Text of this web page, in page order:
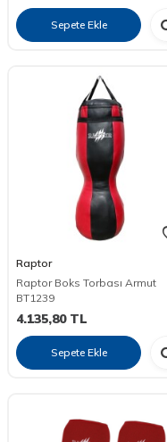
Sepete Ekle
Raptor
Raptor Boks Torbası Armut
BT1239
4.135,80TL
Sepete Ekle